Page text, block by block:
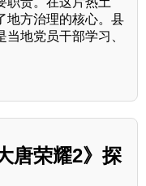
地方治理的核心。县
地党员干部学习、
唐荣耀2》探